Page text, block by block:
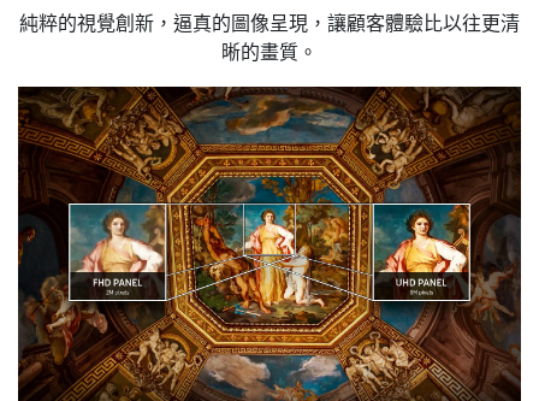
純粹的視覺創新，逼真的圖像呈現，讓顧客體驗比以往更清
晰的畫質。